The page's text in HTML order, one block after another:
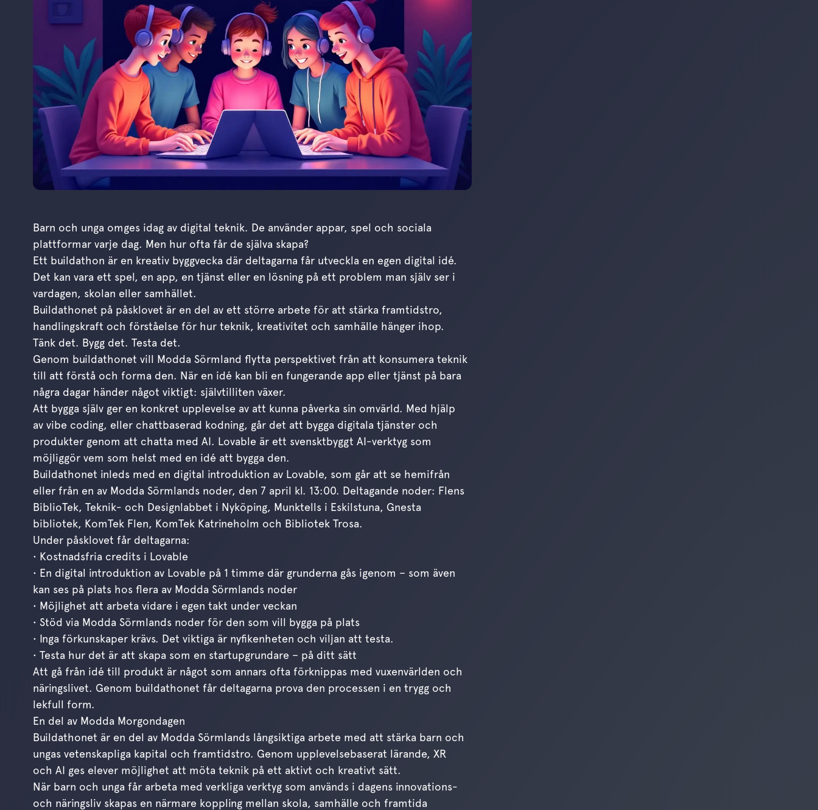
Barn och unga omges idag av digital teknik. De använder appar, spel och sociala
plattformar varje dag. Men hur ofta får de själva skapa?
Ett buildathon är en kreativ byggvecka där deltagarna får utveckla en egen digital idé.
Det kan vara ett spel, en app, en tjänst eller en lösning på ett problem man själv ser i
vardagen, skolan eller samhället.
Buildathonet på påsklovet är en del av ett större arbete för att stärka framtidstro,
handlingskraft och förståelse för hur teknik, kreativitet och samhälle hänger ihop.
Tänk det. Bygg det. Testa det.
Genom buildathonet vill Modda Sörmland flytta perspektivet från att konsumera teknik
till att förstå och forma den. När en idé kan bli en fungerande app eller tjänst på bara
några dagar händer något viktigt: självtilliten växer.
Att bygga själv ger en konkret upplevelse av att kunna påverka sin omvärld. Med hjälp
av vibe coding, eller chattbaserad kodning, går det att bygga digitala tjänster och
produkter genom att chatta med AI. Lovable är ett svensktbyggt AI-verktyg som
möjliggör vem som helst med en idé att bygga den.
Buildathonet inleds med en digital introduktion av Lovable, som går att se hemifrån
eller från en av Modda Sörmlands noder, den 7 april kl. 13:00. Deltagande noder: Flens
BiblioTek, Teknik- och Designlabbet i Nyköping, Munktells i Eskilstuna, Gnesta
bibliotek, KomTek Flen, KomTek Katrineholm och Bibliotek Trosa.
Under påsklovet får deltagarna:
• Kostnadsfria credits i Lovable
• En digital introduktion av Lovable på 1 timme där grunderna gås igenom – som även
kan ses på plats hos flera av Modda Sörmlands noder
• Möjlighet att arbeta vidare i egen takt under veckan
• Stöd via Modda Sörmlands noder för den som vill bygga på plats
• Inga förkunskaper krävs. Det viktiga är nyfikenheten och viljan att testa.
• Testa hur det är att skapa som en startupgrundare – på ditt sätt
Att gå från idé till produkt är något som annars ofta förknippas med vuxenvärlden och
näringslivet. Genom buildathonet får deltagarna prova den processen i en trygg och
lekfull form.
En del av Modda Morgondagen
Buildathonet är en del av Modda Sörmlands långsiktiga arbete med att stärka barn och
ungas vetenskapliga kapital och framtidstro. Genom upplevelsebaserat lärande, XR
och AI ges elever möjlighet att möta teknik på ett aktivt och kreativt sätt.
När barn och unga får arbeta med verkliga verktyg som används i dagens innovations-
och näringsliv skapas en närmare koppling mellan skola, samhälle och framtida